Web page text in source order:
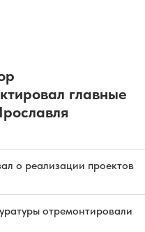
главные
о реализации проектов
отремонтировали